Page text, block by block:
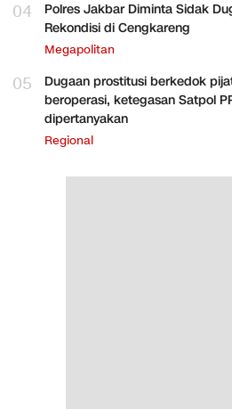
04
Polres Jakbar Diminta Sidak
Rekondisi di Cengkareng
Megapolitan
05
Dugaan prostitusi berkedok
beroperasi, ketegasan Satpol
dipertanyakan
Regional